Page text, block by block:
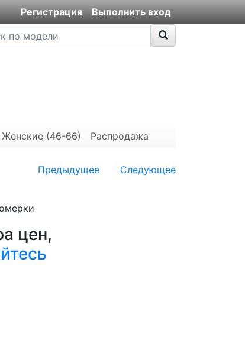
Регистрация Выполнить вход
Женские (46-66) Распродажа
Предыдущее Следующее
цен,